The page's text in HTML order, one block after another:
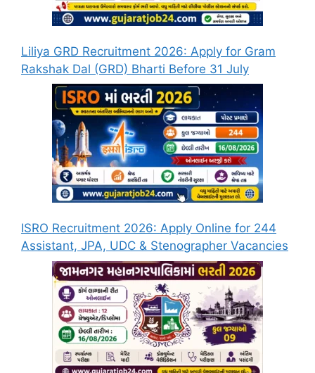
Liliya GRD Recruitment 2026: Apply for Gram
Rakshak Dal (GRD) Bharti Before 31 July
ISRO Recruitment 2026: Apply Online for 244
Assistant, JPA, UDC & Stenographer Vacancies